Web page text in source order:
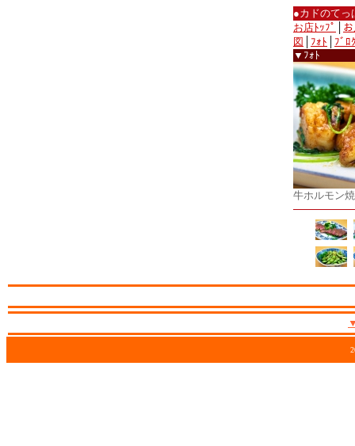
●カドのて
お店ﾄｯﾌﾟ
図
ﾌｫﾄ
ﾌﾞﾛ
▼ﾌｫﾄ
牛ホルモン焼